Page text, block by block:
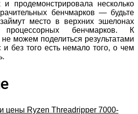
продемонстрировала несколько
бенчмарков — будьте
место в верхних эшелонах
бенчмарков. К
можем поделиться результатами
и без того есть немало того, о чем
цены Ryzen Threadripper 7000-